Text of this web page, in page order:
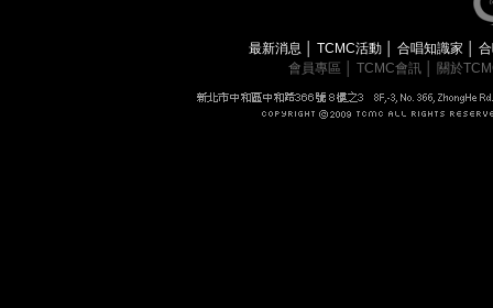
最新消息 TCMC活動 合唱知識家
會員專區
TCMC會訊 關於